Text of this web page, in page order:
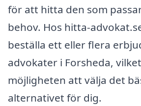
för att hitta den som
behov. Hos hitta-
beställa ett eller flera
advokater i Forsheda,
möjligheten att välja det
alternativet för dig.